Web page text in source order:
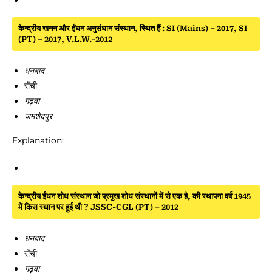
केन्द्रीय खनन और ईंधन अनुसंधान संस्थान, स्थित हैं : SI (Mains) – 2017, SI
(PT) – 2017, V.L.W.-2012
धनबाद
राँची
गढ़वा
जमशेदपुर
Explanation:
केन्द्रीय ईंधन शोध संस्थान जो प्रमुख शोध संस्थानों में से एक है, की स्थापना वर्ष 1945
में किस स्थान पर हुई थी ? JSSC-CGL (PT) – 2012
धनबाद
राँची
गढ़वा